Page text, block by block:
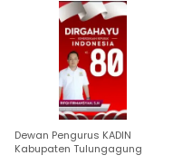
Dewan Pengurus KADIN
Kabupaten Tulungagung